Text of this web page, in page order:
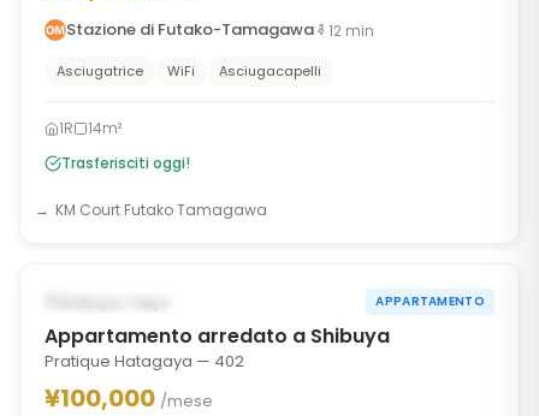
Stazione di Futako-Tamagawa
12 min
Asciugatrice WiFi Asciugacapelli
1R
14m²
Trasferisciti oggi!
KM Court Futako Tamagawa
Shibuya, Tokyo APPARTAMENTO
Appartamento arredato a Shibuya
Pratique Hatagaya — 402
¥100,000 /mese